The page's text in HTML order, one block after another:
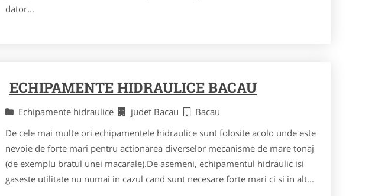
dator...
ECHIPAMENTE HIDRAULICE BACAU
Echipamente hidraulice judet Bacau
Bacau
De cele mai multe ori echipamentele hidraulice sunt folosite acolo unde este
nevoie de forte mari pentru actionarea diverselor mecanisme de mare tonaj
(de exemplu bratul unei macarale).De asemeni, echipamentul hidraulic isi
gaseste utilitate nu numai in cazul cand sunt necesare forte mari ci si in alt...